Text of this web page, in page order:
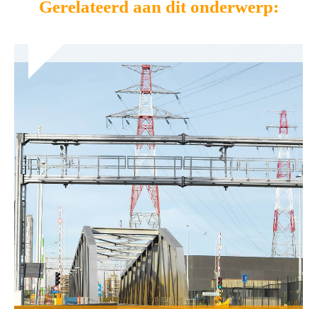
Gerelateerd aan dit onderwerp: